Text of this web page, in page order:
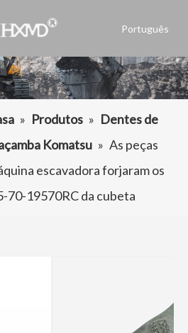
Português
العربية
Français
Pусский
» Produtos » Dentes de
Komatsu » As peças
escavadora forjaram os
70-19570RC da cubeta